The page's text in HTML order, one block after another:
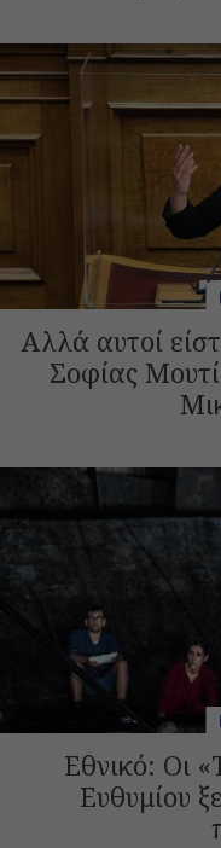
Αλλά αυτοί
Σοφίας
Εθνικό: Οι
Ευθυμίου